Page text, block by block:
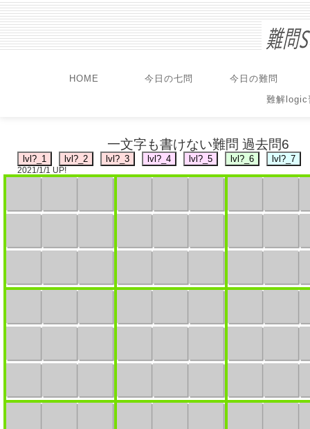
HOME 今日の七問
今日の難問
難解logic
一文字も書けない難問 過去問6
2021/1/1 UP!